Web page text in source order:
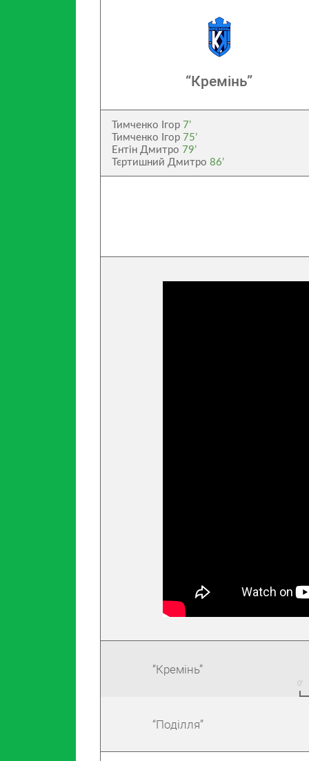
“Кремінь”
Тимченко Ігор 7’
Тимченко Ігор 75’
Ентін Дмитро 79’
Тєртишний Дмитро86’
“Кремінь”
“Поділля”